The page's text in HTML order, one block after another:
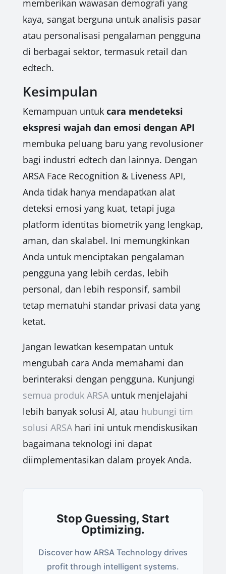
memberikan wawasan demografi yang
kaya, sangat berguna untuk analisis pasar
atau personalisasi pengalaman pengguna
di berbagai sektor, termasuk retail dan
edtech.
Kesimpulan
Kemampuan untuk cara mendeteksi
ekspresi wajah dan emosi dengan API
membuka peluang baru yang revolusioner
bagi industri edtech dan lainnya. Dengan
ARSA Face Recognition & Liveness API,
Anda tidak hanya mendapatkan alat
deteksi emosi yang kuat, tetapi juga
platform identitas biometrik yang lengkap,
aman, dan skalabel. Ini memungkinkan
Anda untuk menciptakan pengalaman
pengguna yang lebih cerdas, lebih
personal, dan lebih responsif, sambil
tetap mematuhi standar privasi data yang
ketat.
Jangan lewatkan kesempatan untuk
mengubah cara Anda memahami dan
berinteraksi dengan pengguna. Kunjungi
semua produk ARSAuntuk menjelajahi
lebih banyak solusi AI, atau hubungi tim
solusi ARSAhari ini untuk mendiskusikan
bagaimana teknologi ini dapat
diimplementasikan dalam proyek Anda.
Stop Guessing, Start
Optimizing.
Discover how ARSA Technology drives
profit through intelligent systems.